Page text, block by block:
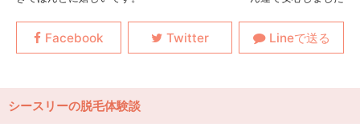
シースリーの脱毛体験談